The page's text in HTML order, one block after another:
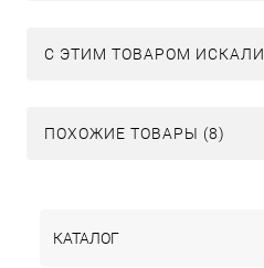
C ЭТИМ ТОВАРОМ ИСКАЛИ
ПОХОЖИЕ ТОВАРЫ (8)
КАТАЛОГ